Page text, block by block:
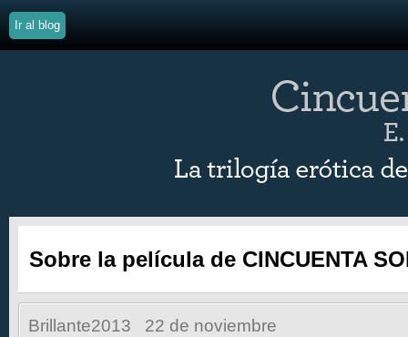
Ir al blog
Sobre la película de CINCUENTA
Brillante2013 22 de noviembre